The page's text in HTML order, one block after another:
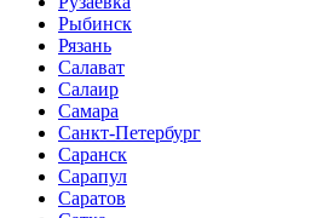
Рыбинск
Рязань
Салават
Салаир
Самара
Санкт-Петербург
Саранск
Сарапул
Саратов